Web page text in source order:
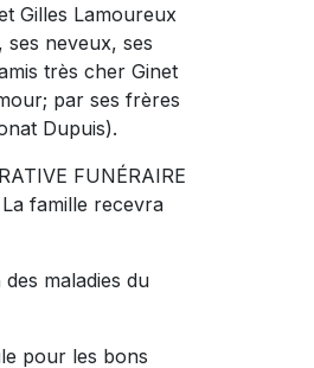
Gilles Lamoureux
neveux, ses
très cher Ginet
par ses frères
Dupuis).
FUNÉRAIRE
famille recevra
maladies du
pour les bons